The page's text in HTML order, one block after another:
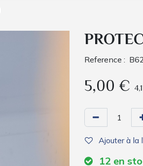
Reference :
5,00 €
Ajouter à la
12 en